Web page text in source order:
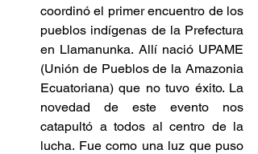
coordinó el primer encuentro de los
pueblos indígenas de la Prefectura
en Llamanunka. Allí nació UPAME
(Unión de Pueblos de la Amazonia
Ecuatoriana) que no tuvo éxito. La
novedad de este evento nos
catapultó a todos al centro de la
lucha. Fue como una luz que puso